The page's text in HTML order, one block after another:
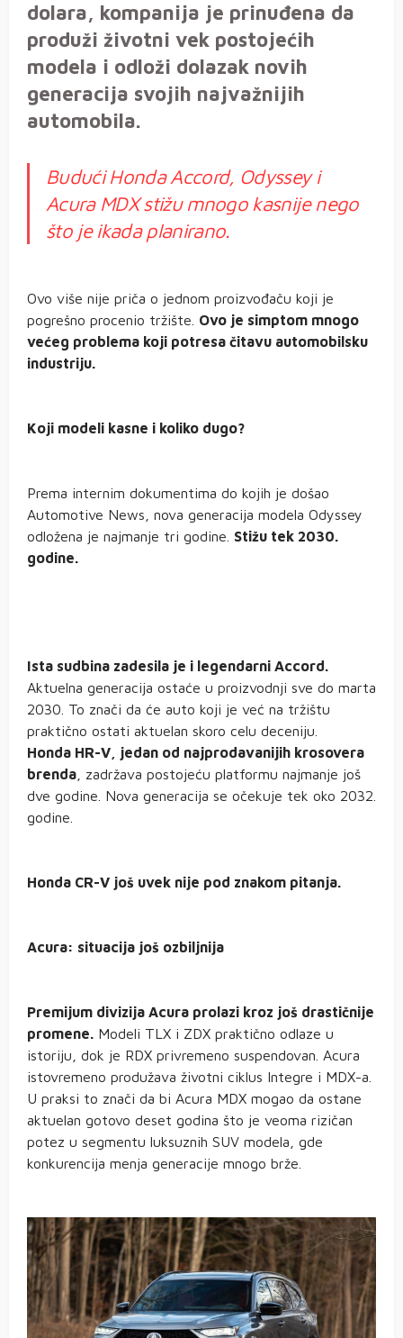
dolara, kompanija je prinuđena da
produži životni vek postojećih
modela i odloži dolazak novih
generacija svojih najvažnijih
automobila.
Budući Honda Accord, Odyssey i
Acura MDX stižu mnogo kasnije nego
što je ikada planirano.
Ovo više nije priča o jednom proizvođaču koji je
pogrešno procenio tržište. Ovo je simptom mnogo
većeg problema koji potresa čitavu automobilsku
industriju.
Koji modeli kasne i koliko dugo?
Prema internim dokumentima do kojih je došao
Automotive News, nova generacija modela Odyssey
odložena je najmanje tri godine. Stižu tek 2030.
godine.
Ista sudbina zadesila je i legendarni Accord.
Aktuelna generacija ostaće u proizvodnji sve do marta
2030. To znači da će auto koji je već na tržištu
praktično ostati aktuelan skoro celu deceniju.
Honda HR-V, jedan od najprodavanijih krosovera
brenda , zadržava postojeću platformu najmanje još
dve godine. Nova generacija se očekuje tek oko 2032.
godine.
Honda CR-V još uvek nije pod znakom pitanja.
Acura: situacija još ozbiljnija
Premijum divizija Acura prolazi kroz još drastičnije
promene. Modeli TLX i ZDX praktično odlaze u
istoriju, dok je RDX privremeno suspendovan. Acura
istovremeno produžava životni ciklus Integre i MDX-a.
U praksi to znači da bi Acura MDX mogao da ostane
aktuelan gotovo deset godina što je veoma rizičan
potez u segmentu luksuznih SUV modela, gde
konkurencija menja generacije mnogo brže.